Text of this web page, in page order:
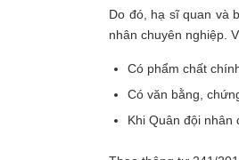
Do đó, hạ sĩ quan và
nhân chuyên nghiệp.
Có phẩm chất
Có văn bằng,
Khi Quân đội nhân